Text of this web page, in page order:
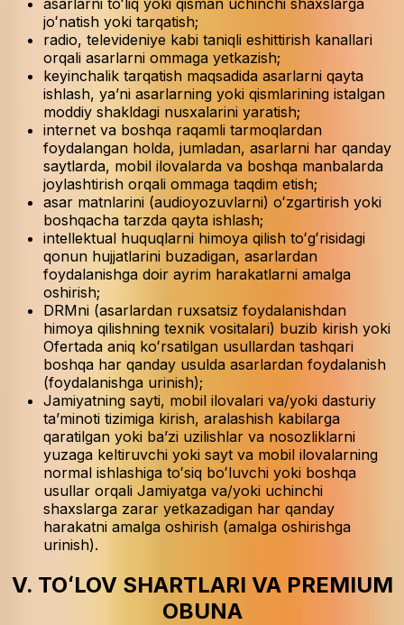
asarlarni toʻliq yoki qisman uchinchi shaxslarga
joʻnatish yoki tarqatish;
radio, televideniye kabi taniqli eshittirish kanallari
orqali asarlarni ommaga yetkazish;
keyinchalik tarqatish maqsadida asarlarni qayta
ishlash, yaʼni asarlarning yoki qismlarining istalgan
moddiy shakldagi nusxalarini yaratish;
internet va boshqa raqamli tarmoqlardan
foydalangan holda, jumladan, asarlarni har qanday
saytlarda, mobil ilovalarda va boshqa manbalarda
joylashtirish orqali ommaga taqdim etish;
asar matnlarini (audioyozuvlarni) oʻzgartirish yoki
boshqacha tarzda qayta ishlash;
intellektual huquqlarni himoya qilish toʻgʻrisidagi
qonun hujjatlarini buzadigan, asarlardan
foydalanishga doir ayrim harakatlarni amalga
oshirish;
DRMni (asarlardan ruxsatsiz foydalanishdan
himoya qilishning texnik vositalari) buzib kirish yoki
Ofertada aniq koʻrsatilgan usullardan tashqari
boshqa har qanday usulda asarlardan foydalanish
(foydalanishga urinish);
Jamiyatning sayti, mobil ilovalari va/yoki dasturiy
taʼminoti tizimiga kirish, aralashish kabilarga
qaratilgan yoki baʼzi uzilishlar va nosozliklarni
yuzaga keltiruvchi yoki sayt va mobil ilovalarning
normal ishlashiga toʻsiq boʻluvchi yoki boshqa
usullar orqali Jamiyatga va/yoki uchinchi
shaxslarga zarar yetkazadigan har qanday
harakatni amalga oshirish (amalga oshirishga
urinish).
V. TOʻLOV SHARTLARI VA PREMIUM
OBUNA